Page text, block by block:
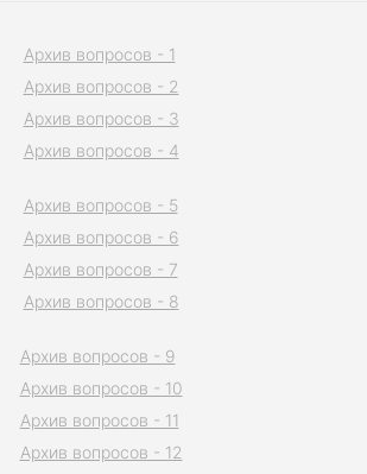
Архив вопросов - 1
Архив вопросов - 2
Архив вопросов - 3
Архив вопросов - 4
Архив вопросов - 5
Архив вопросов - 6
Архив вопросов - 7
Архив вопросов - 8
Архив вопросов - 9
Архив вопросов - 10
Архив вопросов - 11
Архив вопросов - 12